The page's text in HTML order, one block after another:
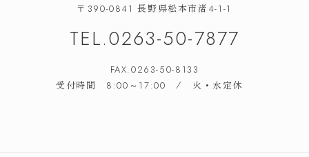
TEL.0263-50-7877
受付時間8:00～17:00/ 火・水定休
〒390-0841 長野県松本市渚4-1-1
TEL.0263-50-7877
FAX.0263-50-8133
受付時間 8:00～17:00 / 火・水定休